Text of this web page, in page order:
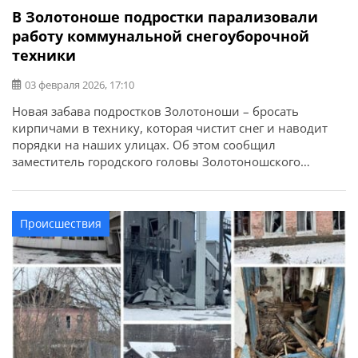
В Золотоноше подростки парализовали
работу коммунальной снегоуборочной
техники
03 февраля 2026, 17:10
Новая забава подростков Золотоноши – бросать
кирпичами в технику, которая чистит снег и наводит
порядки на наших улицах. Об этом сообщил
заместитель городского головы Золотоношского
малолеток нашего города — бросать кирпичами в
технику, которая чистит снег и наводит порядки на
наших улицах. А после этого, качать права и показывать
[…]
Происшествия